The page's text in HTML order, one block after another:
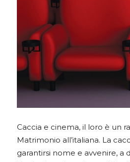
Caccia e cinema, il loro è un
Matrimonio all’italiana. La
garantirsi nome e avvenire,